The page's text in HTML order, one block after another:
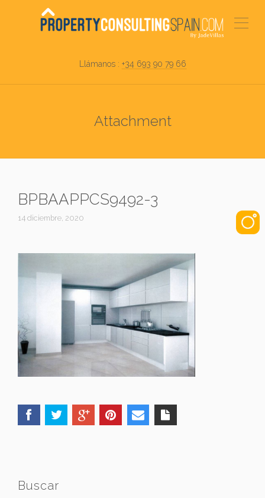
Llámanos : +34 693 90 79 66
Attachment
BPBAAPPCS9492-3
14 diciembre, 2020
Buscar